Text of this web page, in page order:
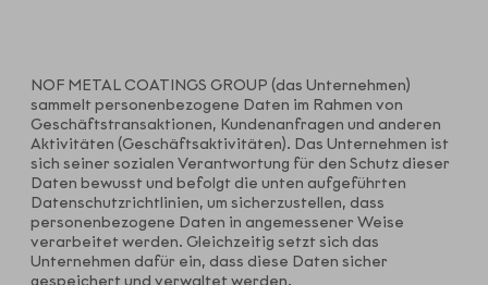
NOF METAL COATINGS GROUP (das Unternehmen)
sammelt personenbezogene Daten im Rahmen von
Geschäftstransaktionen, Kundenanfragen und anderen
Aktivitäten (Geschäftsaktivitäten). Das Unternehmen ist
sich seiner sozialen Verantwortung für den Schutz dieser
Daten bewusst und befolgt die unten aufgeführten
Datenschutzrichtlinien, um sicherzustellen, dass
personenbezogene Daten in angemessener Weise
verarbeitet werden. Gleichzeitig setzt sich das
Unternehmen dafür ein, dass diese Daten sicher
gespeichert und verwaltet werden.